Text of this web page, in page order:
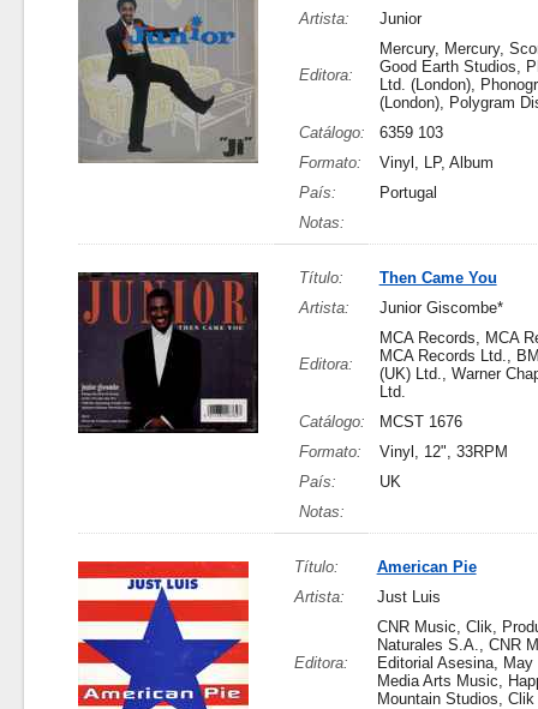
Artista:
Junior
Editora:
Mercury, Mercury,
Good Earth Studios,
Ltd. (London),
(London), Polygram
Catálogo:
6359 103
Formato:
Vinyl, LP, Album
País:
Portugal
Notas:
Título:
Then Came You
Artista:
Junior Giscombe*
Editora:
MCA Records, MCA
MCA Records Ltd.,
(UK) Ltd., Warner
Ltd.
Catálogo:
MCST 1676
Formato:
Vinyl, 12", 33RPM
País:
UK
Notas:
Título:
American Pie
Artista:
Just Luis
Editora:
CNR Music, Clik,
Naturales S.A., CNR
Editorial Asesina,
Media Arts Music,
Mountain Studios, Clik